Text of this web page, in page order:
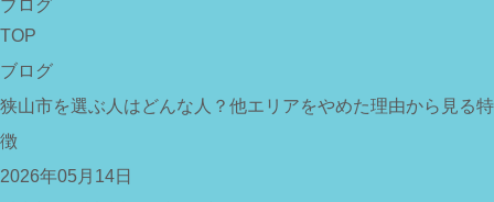
ブログ
TOP
ブログ
狭山市を選ぶ人はどんな人？他エリアをやめた理由から見る特
徴
2026年05月14日